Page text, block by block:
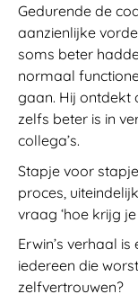
Gedurende de
aanzienlijke
soms beter
normaal
gaan. Hij ontdekt
zelfs beter is in
collega’s.
Stapje voor
proces,
vraag ‘hoe krijg
Erwin’s verhaal
iedereen die
zelfvertrouwen?